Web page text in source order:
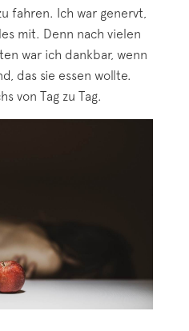
fahren. Ich war genervt,
mit. Denn nach vielen
war ich dankbar, wenn
das sie essen wollte.
von Tag zu Tag.